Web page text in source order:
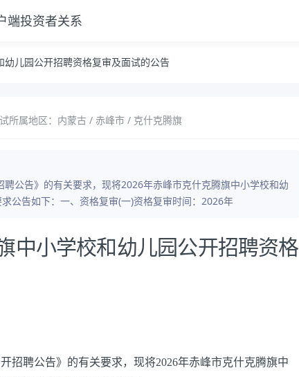
端投资者关系
儿园公开招聘资格复审及面试的公告
所属地区：内蒙古 / 赤峰市 / 克什克腾旗
公告》的有关要求，现将2026年赤峰市克什克腾旗中小学校和幼
公告如下：一、资格复审(一)资格复审时间：2026年
中小学校和幼儿园公开招聘资格
招聘公告》的有关要求，现将2026年赤峰市克什克腾旗中